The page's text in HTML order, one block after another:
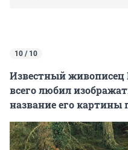
10 / 10
Известный
всего любил
название его картины